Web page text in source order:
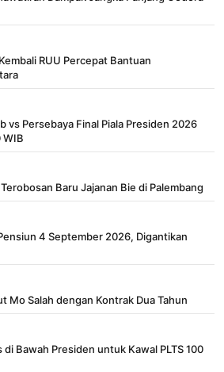
RUU Percepat Bantuan
vs Persebaya Final Piala Presiden 2026
WIB
Baru Jajanan Bie di Palembang
4 September 2026, Digantikan
Mo Salah dengan Kontrak Dua Tahun
Bawah Presiden untuk Kawal PLTS 100